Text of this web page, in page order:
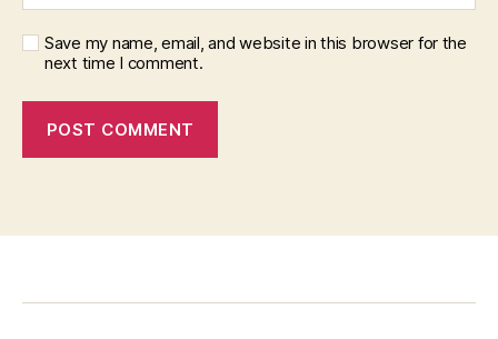
Save my name, email, and website in this browser for the
next time I comment.